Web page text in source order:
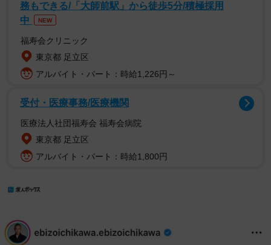
務もできる/「大師前駅」から徒歩5分/積極採用
中
NEW
福寿会クリニック
東京都 足立区
アルバイト・パート：時給1,226円～
受付・医療事務/医療機関
医療法人社団福寿会 福寿会病院
東京都 足立区
アルバイト・パート：時給1,800円